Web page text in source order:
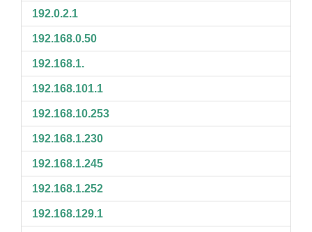
192.0.2.1
192.168.0.50
192.168.1.
192.168.101.1
192.168.10.253
192.168.1.230
192.168.1.245
192.168.1.252
192.168.129.1